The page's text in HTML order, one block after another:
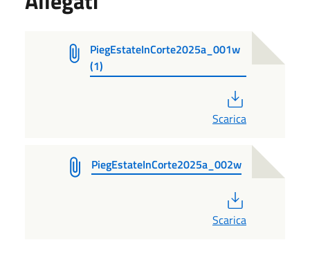
PiegEstateInCorte2025a_001w
(1)
Scarica
PiegEstateInCorte2025a_002w
Scarica